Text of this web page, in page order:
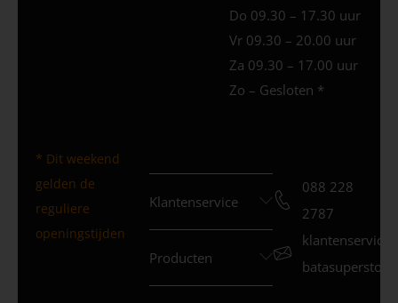
Do 09.30 – 17.30 uur
Vr 09.30 – 20.00 uur
Za 09.30 – 17.00 uur
Zo – Gesloten *
* Dit weekend
gelden de
reguliere
openingstijden
Klantenservice
Producten
088 228
2787